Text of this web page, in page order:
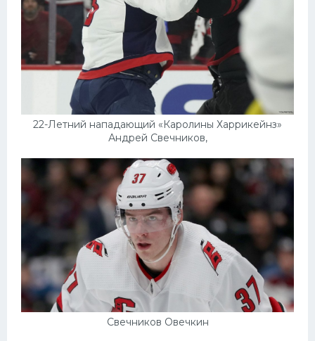
22-Летний нападающий «Каролины Харрикейнз»
Андрей Свечников,
Свечников Овечкин